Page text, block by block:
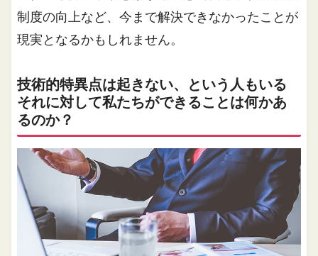
制度の向上など、今まで解決できなかったことが
現実となるかもしれません。
技術的特異点は起きない、という人もいる
それに対して私たちができることは何かあ
るのか？